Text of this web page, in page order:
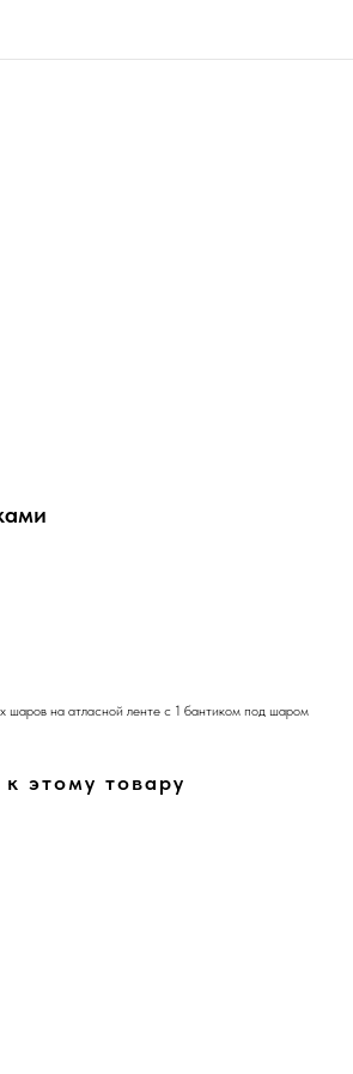
шаров на атласной ленте с 1 бантиком под шаром
этому товару